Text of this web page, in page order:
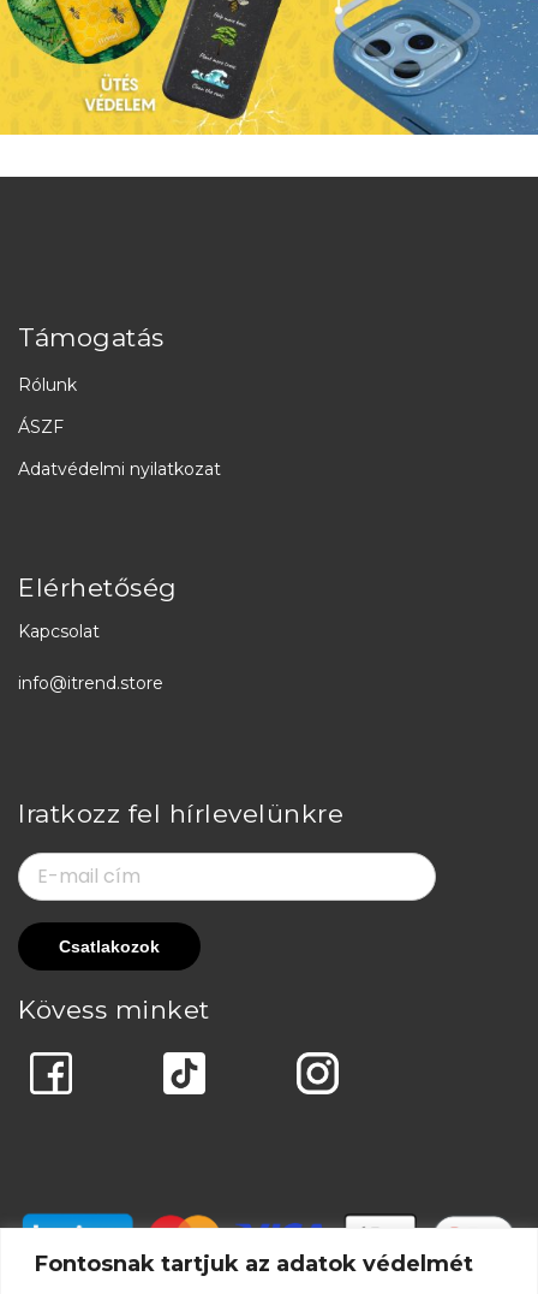
Fontosnak tartjuk az adatok védelmét
Támogatás
Rólunk
ÁSZF
Adatvédelmi nyilatkozat
Elérhetőség
Kapcsolat
info@itrend.store
Iratkozz fel hírlevelünkre
Kövess minket